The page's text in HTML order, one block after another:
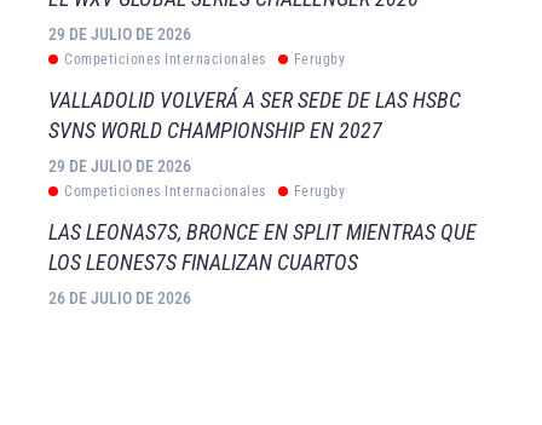
29 DE JULIO DE 2026
Competiciones Internacionales Ferugby
VALLADOLID VOLVERÁ A SER SEDE DE LAS HSBC
SVNS WORLD CHAMPIONSHIP EN 2027
29 DE JULIO DE 2026
Competiciones Internacionales Ferugby
LAS LEONAS7S, BRONCE EN SPLIT MIENTRAS QUE
LOS LEONES7S FINALIZAN CUARTOS
26 DE JULIO DE 2026